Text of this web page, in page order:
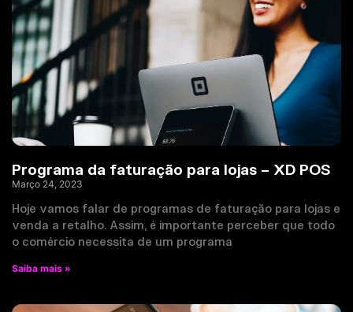
Programa da faturação para lojas – XD POS
Março 24, 2023
Hoje vamos falar de programas de faturação para lojas e
venda a retalho. Assim, é importante perceber que todo
o comércio necessita de um programa
Saiba mais »